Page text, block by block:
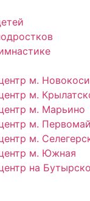
м.
м.
м. Марьино
м.
м.
м. Южная
на